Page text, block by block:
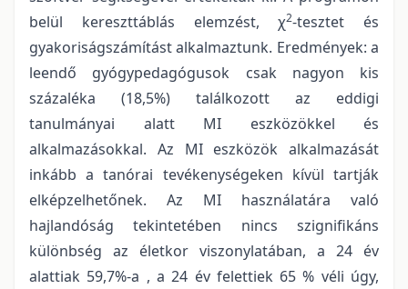
belül kereszttáblás elemzést, χ2-tesztet és
gyakoriságszámítást alkalmaztunk. Eredmények: a
leendő gyógypedagógusok csak nagyon kis
százaléka (18,5%) találkozott az eddigi
tanulmányai alatt MI eszközökkel és
alkalmazásokkal. Az MI eszközök alkalmazását
inkább a tanórai tevékenységeken kívül tartják
elképzelhetőnek. Az MI használatára való
hajlandóság tekintetében nincs szignifikáns
különbség az életkor viszonylatában, a 24 év
alattiak 59,7%-a , a 24 év felettiek 65 % véli úgy,